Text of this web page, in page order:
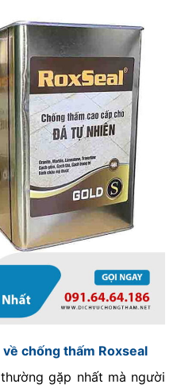
về chống thấm Roxseal
gặp nhất mà người